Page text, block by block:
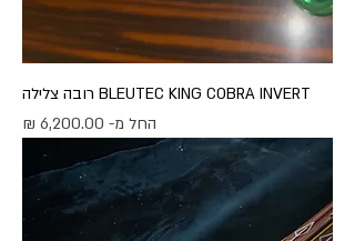
BLEUTEC KING COBRA INVERT רובה צלילה
החל מ-
מחיר מבצע